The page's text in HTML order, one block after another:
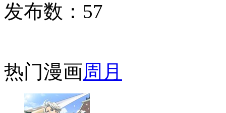
发布数： 57
热门漫画周 月